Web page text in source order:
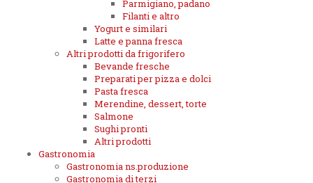
Parmigiano, padano
Filanti e altro
Yogurt e similari
Latte e panna fresca
Altri prodotti da frigorifero
Bevande fresche
Preparati per pizza e dolci
Pasta fresca
Merendine, dessert, torte
Salmone
Sughi pronti
Altri prodotti
Gastronomia
Gastronomia ns.produzione
Gastronomia di terzi